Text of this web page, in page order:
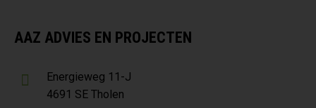
AAZ ADVIES EN PROJECTEN
Energieweg 11-J
4691 SE Tholen